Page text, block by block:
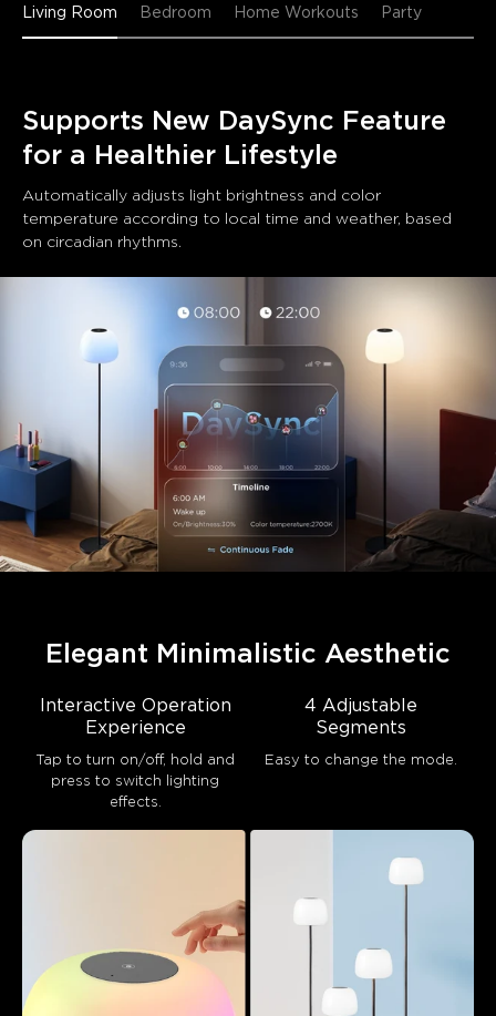
Living Room Bedroom Home Workouts Party
Supports New DaySync Feature
for a Healthier Lifestyle
Automatically adjusts light brightness and color
temperature according to local time and weather, based
on circadian rhythms.
Elegant Minimalistic Aesthetic
Interactive Operation
Experience
Tap to turn on/off, hold and
press to switch lighting
effects.
4 Adjustable
Segments
Easy to change the mode.